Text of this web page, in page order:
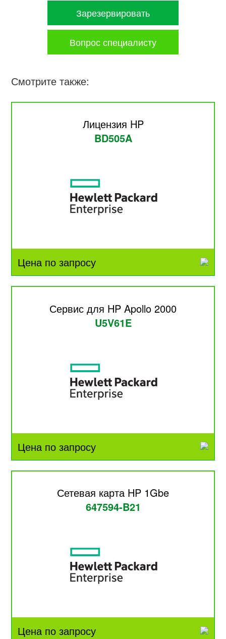
Зарезервировать
Вопрос специалисту
Смотрите также:
Лицензия HP
BD505A
Цена по запросу
Сервис для HP Apollo 2000
U5V61E
Цена по запросу
Сетевая карта HP 1Gbe
647594-B21
Цена по запросу